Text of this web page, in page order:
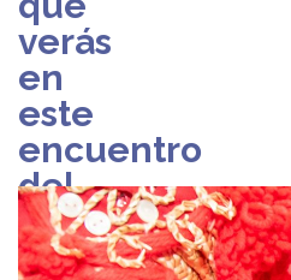
verás
en
este
encuentro
del
mundo
rural